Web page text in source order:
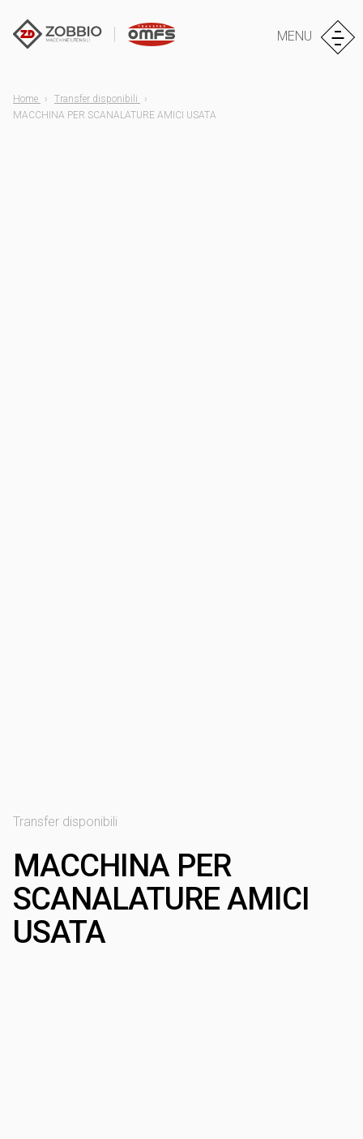
MENU
Home
Transfer disponibili
MACCHINA PER SCANALATURE AMICI USATA
Transfer disponibili
MACCHINA PER
SCANALATURE AMICI
USATA